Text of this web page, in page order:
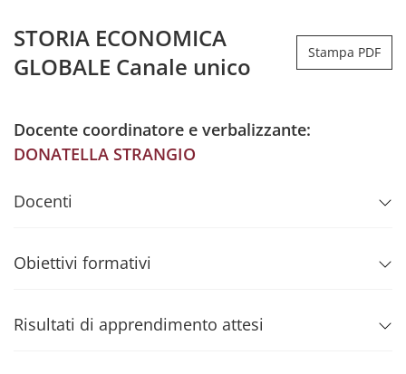
STORIA ECONOMICA
GLOBALE Canale unico
Stampa PDF
Docente coordinatore e verbalizzante:
DONATELLA STRANGIO
Docenti
Obiettivi formativi
Risultati di apprendimento attesi